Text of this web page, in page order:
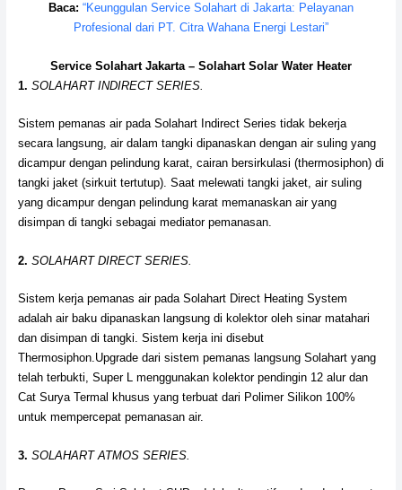
Baca: “Keunggulan Service Solahart di Jakarta: Pelayanan
Profesional dari PT. Citra Wahana Energi Lestari”
Service Solahart Jakarta – Solahart Solar Water Heater
1. SOLAHART INDIRECT SERIES.
Sistem pemanas air pada Solahart Indirect Series tidak bekerja
secara langsung, air dalam tangki dipanaskan dengan air suling yang
dicampur dengan pelindung karat, cairan bersirkulasi (thermosiphon) di
tangki jaket (sirkuit tertutup). Saat melewati tangki jaket, air suling
yang dicampur dengan pelindung karat memanaskan air yang
disimpan di tangki sebagai mediator pemanasan.
2. SOLAHART DIRECT SERIES.
Sistem kerja pemanas air pada Solahart Direct Heating System
adalah air baku dipanaskan langsung di kolektor oleh sinar matahari
dan disimpan di tangki. Sistem kerja ini disebut
Thermosiphon.Upgrade dari sistem pemanas langsung Solahart yang
telah terbukti, Super L menggunakan kolektor pendingin 12 alur dan
Cat Surya Termal khusus yang terbuat dari Polimer Silikon 100%
untuk mempercepat pemanasan air.
3. SOLAHART ATMOS SERIES.